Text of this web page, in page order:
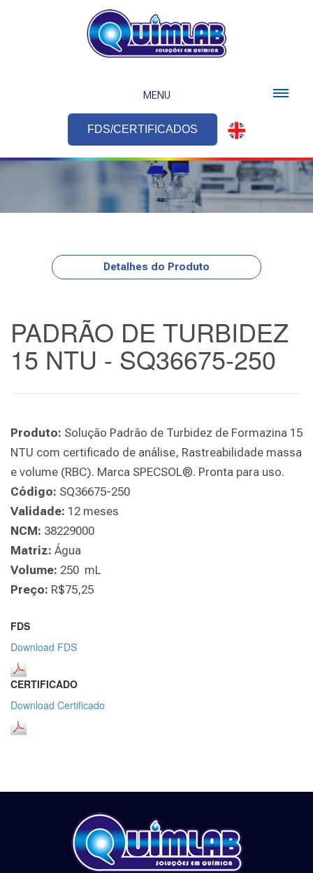
MENU
FDS/CERTIFICADOS
Detalhes do Produto
PADRÃO DE TURBIDEZ
15 NTU - SQ36675-250
Produto: Solução Padrão de Turbidez de Formazina 15
NTU com certificado de análise, Rastreabilidade massa
e volume (RBC). Marca SPECSOL®. Pronta para uso.
Código: SQ36675-250
Validade: 12 meses
NCM: 38229000
Matriz: Água
Volume: 250 mL
Preço: R$75,25
FDS
Download FDS
CERTIFICADO
Download Certificado